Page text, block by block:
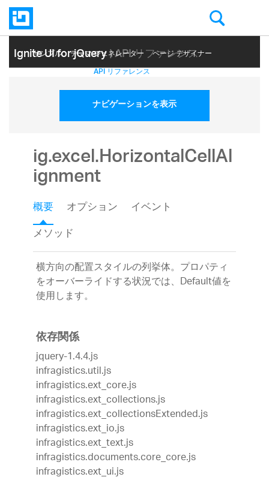
Ignite UI for jQuery| API リファレンス
サンプル テーマ ジェネレーター ページ デザイナー
ヘルプ トピック API リファレンス
ナビゲーションを表示
ig.excel.HorizontalCellAl
ignment
概要 オプション
イベント
メソッド
横方向の配置スタイルの列挙体。プロパティ
をオーバーライドする状況では、Default値を
使用します。
依存関係
jquery-1.4.4.js
infragistics.util.js
infragistics.ext_core.js
infragistics.ext_collections.js
infragistics.ext_collectionsExtended.js
infragistics.ext_io.js
infragistics.ext_text.js
infragistics.documents.core_core.js
infragistics.ext_ui.js